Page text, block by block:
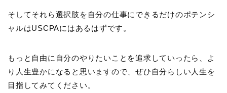
そしてそれら選択肢を自分の仕事にできるだけのポテンシ
ャルはUSCPAにはあるはずです。
もっと自由に自分のやりたいことを追求していったら、よ
り人生豊かになると思いますので、ぜひ自分らしい人生を
目指してみてください。